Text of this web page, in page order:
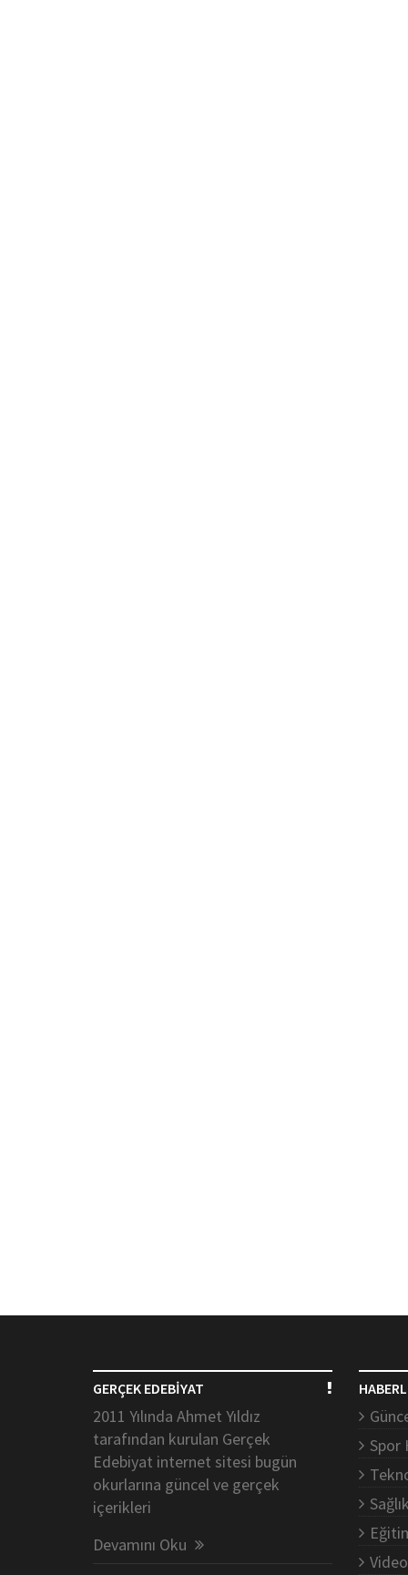
GERÇEK EDEBİYAT
2011 Yılında Ahmet Yıldız
tarafından kurulan Gerçek
Edebiyat internet sitesi bugün
okurlarına güncel ve gerçek
içerikleri
Devamını Oku
Spor